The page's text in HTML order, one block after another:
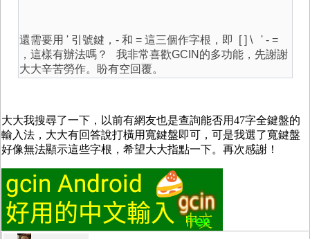
還需要用 ' 引號鍵，- 和 = 這三個作字根，即 [ ] \ ' - =
，這樣有辦法嗎？ 我非常喜歡GCIN的多功能，先謝謝
大大辛苦勞作。盼有空回覆。
大大我搜尋了一下，以前有網友也是查詢能否用47字全鍵盤的
輸入法，大大有回答說打橫用寬鍵盤即可，可是我選了寬鍵盤
好像無法顯示這些字根，希望大大指點一下。再次感謝！